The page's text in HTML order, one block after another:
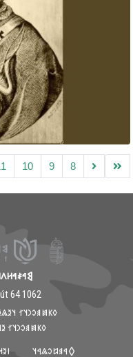
8
9
10
11
12
𐲐𐳙𐳦𐳋𐳯𐳉𐳦
𐳓𐳞𐳯𐳠𐳛𐳙𐳦𐳐 𐳦𐳉𐳖𐳉𐳌𐳛𐳙𐳥𐳁𐳘: ‭+36-30-313-3501
𐳓𐳞𐳯𐳠𐳛𐳙𐳦𐳐 𐳉𐳘𐳀𐳐𐳖: info@mki.gov.hu
𐳒𐳛𐳍𐳛𐳓